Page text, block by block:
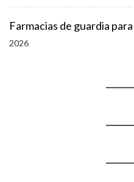
Farmacias de guardia
2026